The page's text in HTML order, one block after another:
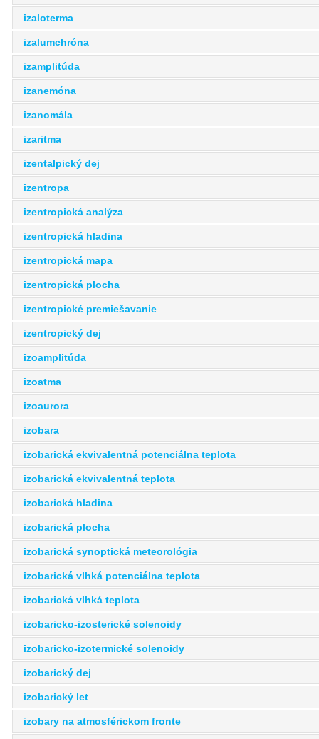
izaloterma
izalumchróna
izamplitúda
izanemóna
izanomála
izaritma
izentalpický dej
izentropa
izentropická analýza
izentropická hladina
izentropická mapa
izentropická plocha
izentropické premiešavanie
izentropický dej
izoamplitúda
izoatma
izoaurora
izobara
izobarická ekvivalentná potenciálna teplota
izobarická ekvivalentná teplota
izobarická hladina
izobarická plocha
izobarická synoptická meteorológia
izobarická vlhká potenciálna teplota
izobarická vlhká teplota
izobaricko-izosterické solenoidy
izobaricko-izotermické solenoidy
izobarický dej
izobarický let
izobary na atmosférickom fronte